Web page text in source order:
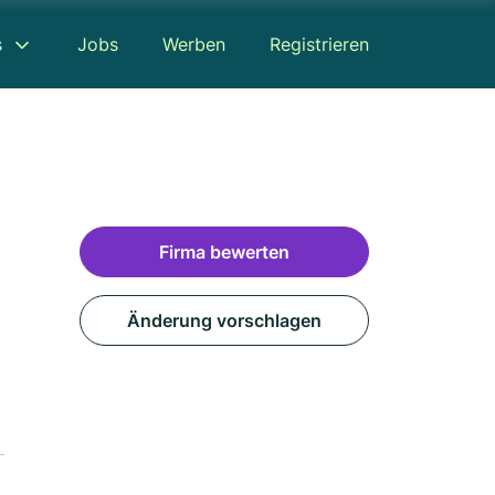
Jobs Werben Registrieren
Firma bewerten
Änderung vorschlagen